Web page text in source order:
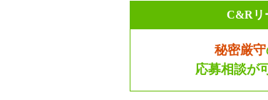
C&Rリ
秘密厳守
応募相談が